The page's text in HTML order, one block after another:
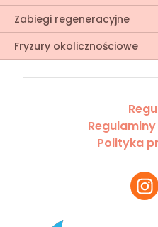
Zabiegi regeneracyjne
Fryzury okolicznościowe
Polityka